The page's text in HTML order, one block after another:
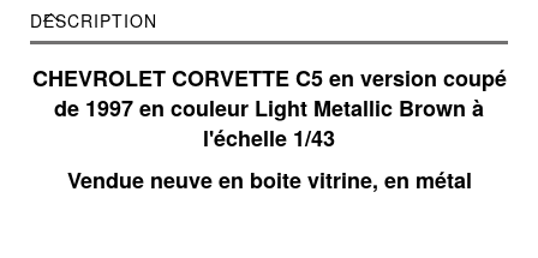
DESCRIPTION
CHEVROLET CORVETTE C5 en version coupé
de 1997 en couleur Light Metallic Brown à
l'échelle 1/43
Vendue neuve en boite vitrine, en métal